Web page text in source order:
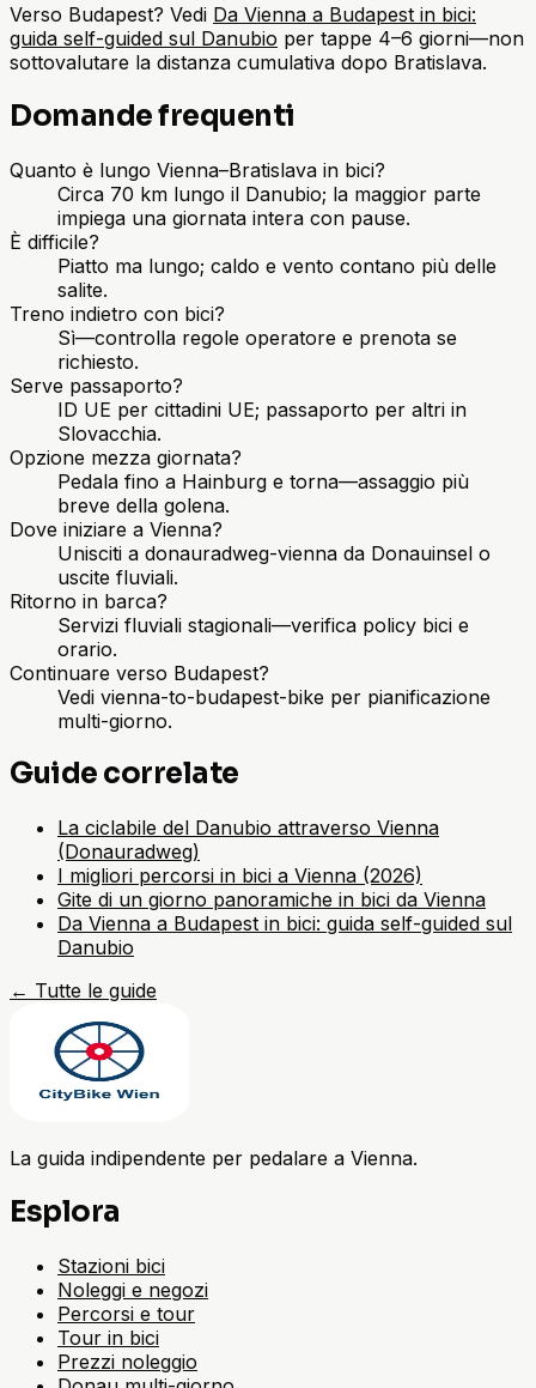
Verso Budapest? Vedi Da Vienna a Budapest in bici:
guida self-guided sul Danubio per tappe 4–6 giorni—non
sottovalutare la distanza cumulativa dopo Bratislava.
Domande frequenti
Quanto è lungo Vienna–Bratislava in bici?
Circa 70 km lungo il Danubio; la maggior parte
impiega una giornata intera con pause.
È difficile?
Piatto ma lungo; caldo e vento contano più delle
salite.
Treno indietro con bici?
Sì—controlla regole operatore e prenota se
richiesto.
Serve passaporto?
ID UE per cittadini UE; passaporto per altri in
Slovacchia.
Opzione mezza giornata?
Pedala fino a Hainburg e torna—assaggio più
breve della golena.
Dove iniziare a Vienna?
Unisciti a donauradweg-vienna da Donauinsel o
uscite fluviali.
Ritorno in barca?
Servizi fluviali stagionali—verifica policy bici e
orario.
Continuare verso Budapest?
Vedi vienna-to-budapest-bike per pianificazione
multi-giorno.
Guide correlate
La ciclabile del Danubio attraverso Vienna
(Donauradweg)
I migliori percorsi in bici a Vienna (2026)
Gite di un giorno panoramiche in bici da Vienna
Da Vienna a Budapest in bici: guida self-guided sul
Danubio
← Tutte le guide
La guida indipendente per pedalare a Vienna.
Esplora
Stazioni bici
Noleggi e negozi
Percorsi e tour
Tour in bici
Prezzi noleggio